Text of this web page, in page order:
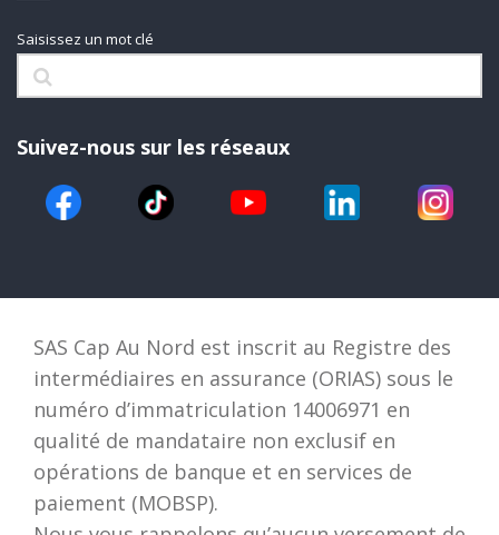
Saisissez un mot clé
Suivez-nous sur les réseaux
SAS Cap Au Nord est inscrit au Registre des
intermédiaires en assurance (ORIAS) sous le
numéro d’immatriculation 14006971 en
qualité de mandataire non exclusif en
opérations de banque et en services de
paiement (MOBSP).